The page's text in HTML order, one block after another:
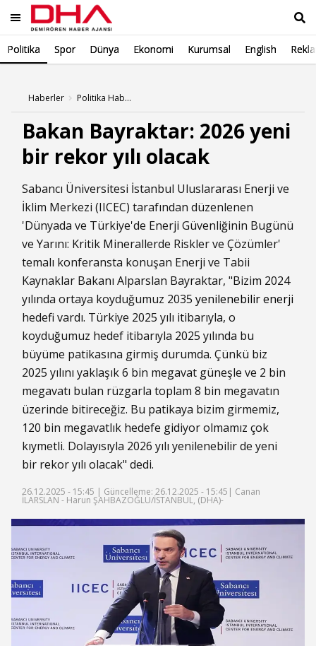
Politika Spor Dünya Ekonomi Kurumsal English
Haberler Politika Haberleri
Bakan Bayraktar: 2026 yeni
bir rekor yılı olacak
Sabancı Üniversitesi İstanbul Uluslararası Enerji ve
İklim Merkezi (IICEC) tarafından düzenlenen
'Dünyada ve Türkiye'de Enerji Güvenliğinin Bugünü
ve Yarını: Kritik Minerallerde Riskler ve Çözümler'
temalı konferansta konuşan Enerji ve Tabii
Kaynaklar Bakanı Alparslan Bayraktar, "Bizim 2024
yılında ortaya koyduğumuz 2035 yenilenebilir enerji
hedefi vardı. Türkiye 2025 yılı itibarıyla, o
koyduğumuz hedef itibarıyla 2025 yılında bu
büyüme patikasına girmiş durumda. Çünkü biz
2025 yılını yaklaşık 6 bin megavat güneşle ve 2 bin
megavatı bulan rüzgarla toplam 8 bin megavatın
üzerinde bitireceğiz. Bu patikaya bizim girmemiz,
120 bin megavatlık hedefe gidiyor olmamız çok
kıymetli. Dolayısıyla 2026 yılı yenilenebilir de yeni
bir rekor yılı olacak" dedi.
26.12.2025 - 15:45 | Güncelleme: 26.12.2025 - 15:45 | Canan
İLARSLAN - Harun ŞAHBAZOĞLU/İSTANBUL, (DHA)-